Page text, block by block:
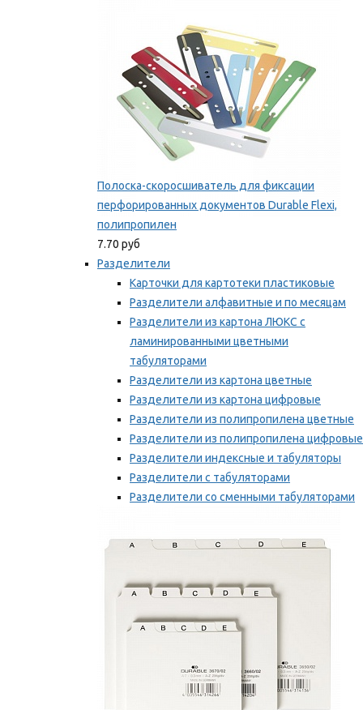
Полоска-скоросшиватель для фиксации
перфорированных документов Durable Flexi,
полипропилен
7.70 руб
Разделители
Карточки для картотеки пластиковые
Разделители алфавитные и по месяцам
Разделители из картона ЛЮКС с
ламинированными цветными
табуляторами
Разделители из картона цветные
Разделители из картона цифровые
Разделители из полипропилена цветные
Разделители из полипропилена цифровые
Разделители индексные и табуляторы
Разделители с табуляторами
Разделители со сменными табуляторами